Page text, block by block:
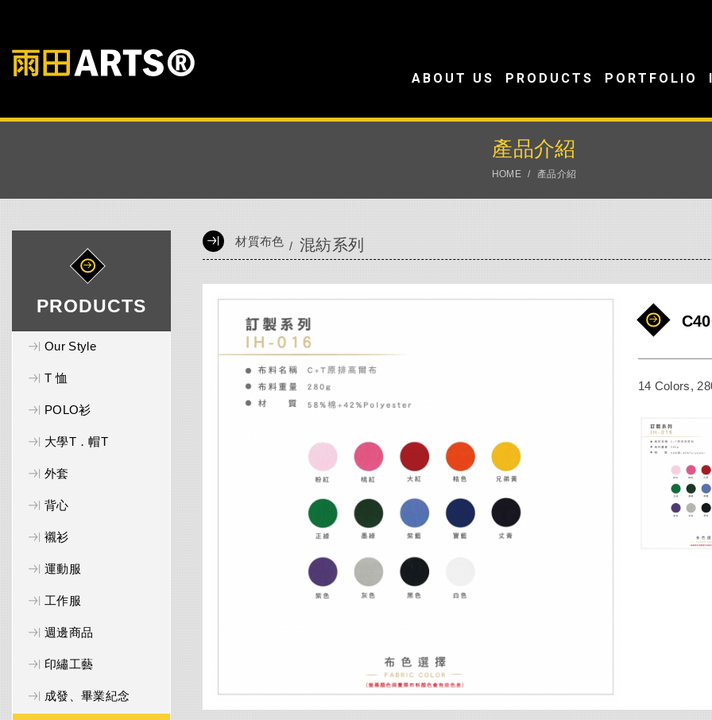
ABOUT US PRODUCTS PORTFOLIO
產品介紹
HOME 產品介紹
PRODUCTS
Our Style
T 恤
POLO衫
大學T．帽T
外套
背心
襯衫
運動服
工作服
週邊商品
印繡工藝
成發、畢業紀念
材質布色 混紡系列
14 Colors,